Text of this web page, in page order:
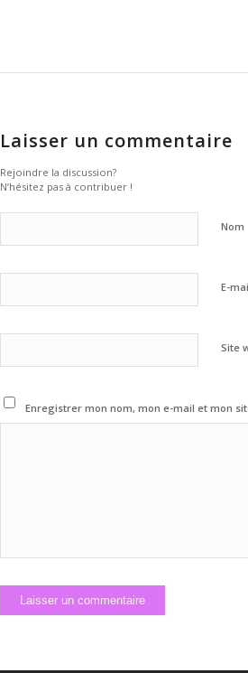
Laisser un commentaire
Rejoindre la discussion?
N’hésitez pas à contribuer !
Nom
E-
Site
Enregistrer mon nom, mon e-mail et mon